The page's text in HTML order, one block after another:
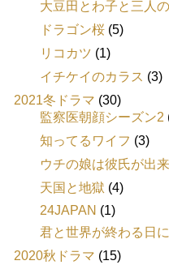
大豆田とわ子と三人
ドラゴン桜 (5)
リコカツ (1)
イチケイのカラス (3)
2021冬ドラマ (30)
監察医朝顔シーズン2
知ってるワイフ (3)
ウチの娘は彼氏が出
天国と地獄 (4)
24JAPAN (1)
君と世界が終わる日に
2020秋ドラマ (15)